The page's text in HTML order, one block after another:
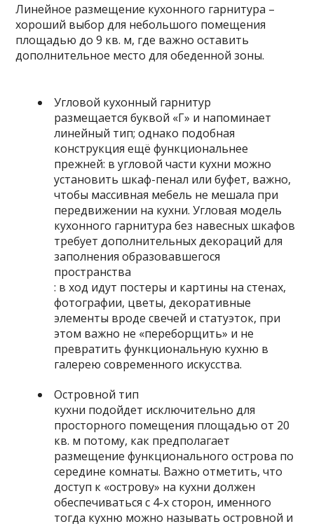
Линейное размещение кухонного гарнитура –
хороший выбор для небольшого помещения
площадью до 9 кв. м, где важно оставить
дополнительное место для обеденной зоны.
Угловой кухонный гарнитур
размещается буквой «Г» и напоминает
линейный тип; однако подобная
конструкция ещё функциональнее
прежней: в угловой части кухни можно
установить шкаф-пенал или буфет, важно,
чтобы массивная мебель не мешала при
передвижении на кухни. Угловая модель
кухонного гарнитура без навесных шкафов
требует дополнительных декораций для
заполнения образовавшегося
пространства
: в ход идут постеры и картины на стенах,
фотографии, цветы, декоративные
элементы вроде свечей и статуэток, при
этом важно не «переборщить» и не
превратить функциональную кухню в
галерею современного искусства.
Островной тип
кухни подойдет исключительно для
просторного помещения площадью от 20
кв. м потому, как предполагает
размещение функционального острова по
середине комнаты. Важно отметить, что
доступ к «острову» на кухни должен
обеспечиваться с 4-х сторон, именного
тогда кухню можно называть островной и